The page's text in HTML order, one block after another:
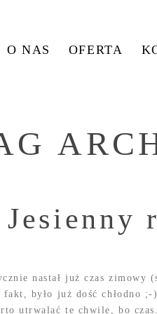
O NAS OFERTA
Jesienny
nastał już czas
fakt, było już dość chłodno
utrwalać te chwile, bo